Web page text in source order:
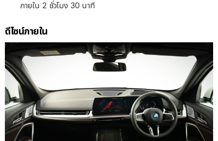
ภายใน 2 ชั่วโมง 30 นาที
ดีไซน์ภายใน